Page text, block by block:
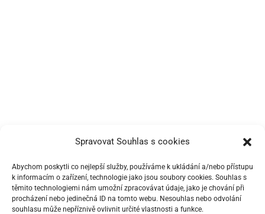
Spravovat Souhlas s cookies
Abychom poskytli co nejlepší služby, používáme k ukládání a/nebo přístupu
k informacím o zařízení, technologie jako jsou soubory cookies. Souhlas s
těmito technologiemi nám umožní zpracovávat údaje, jako je chování při
procházení nebo jedinečná ID na tomto webu. Nesouhlas nebo odvolání
souhlasu může nepříznivě ovlivnit určité vlastnosti a funkce.